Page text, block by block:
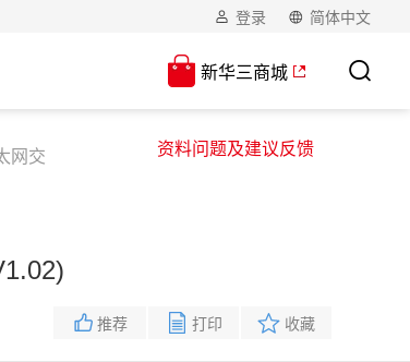
登录 简体中文
新华三商城
资料问题及建议反馈
网交
收藏
打印
推荐